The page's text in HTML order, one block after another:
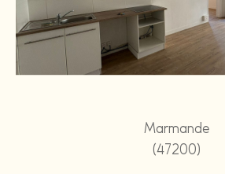
Marmande
(47200)